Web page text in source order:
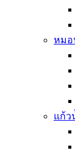
หมอ
แก้ว